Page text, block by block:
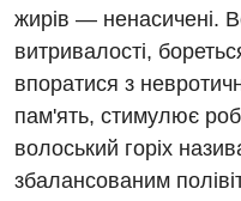
Безоплатні послуги
Гастроентерологія
жирів — ненасичені.
витривалості,
впоратися з
пам'ять, стимулює
волоський горіх
збалансованим